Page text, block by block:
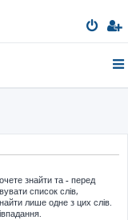
знайти та - перед
список слів,
лише одне з цих слів.